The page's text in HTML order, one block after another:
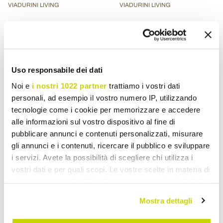
Uso responsabile dei dati
Noi e i nostri 1022 partner trattiamo i vostri dati
personali, ad esempio il vostro numero IP, utilizzando
tecnologie come i cookie per memorizzare e accedere
alle informazioni sul vostro dispositivo al fine di
pubblicare annunci e contenuti personalizzati, misurare
gli annunci e i contenuti, ricercare il pubblico e sviluppare
i servizi. Avete la possibilità di scegliere chi utilizza i
vostri dati e per quali scopi. Le vostre scelte in materia di
modificare o revocare il proprio consenso in qualsiasi
momento dalla Dichiarazione sui cookie o facendo clic
Mostra dettagli
VIADURINI LIVING
Statuarietto, fabriquée en
€ 1.594,23
VIADURINI LIVING
Table Tulipe Eero Saarinen
H 74 Ronde en Marbre de
Carrare Statuarietto -